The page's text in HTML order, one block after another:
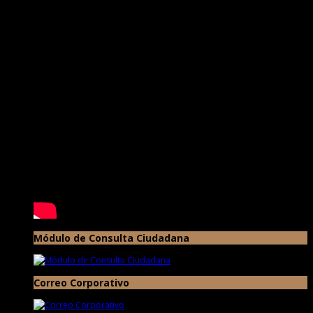
Módulo de Consulta Ciudadana
Correo Corporativo